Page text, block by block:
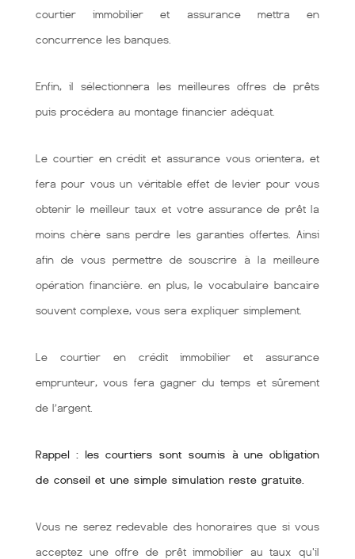
courtier immobilier et assurance mettra en
concurrence les banques.
Enfin, il sélectionnera les meilleures offres de prêts
puis procédera au montage financier adéquat.
Le courtier en crédit et assurance vous orientera, et
fera pour vous un véritable effet de levier pour vous
obtenir le meilleur taux et votre assurance de prêt la
moins chère sans perdre les garanties offertes. Ainsi
afin de vous permettre de souscrire à la meilleure
opération financière. en plus, le vocabulaire bancaire
souvent complexe, vous sera expliquer simplement.
Le courtier en crédit immobilier et assurance
emprunteur, vous fera gagner du temps et sûrement
de l’argent.
Rappel : les courtiers sont soumis à une obligation
de conseil et une simple simulation reste gratuite.
Vous ne serez redevable des honoraires que si vous
acceptez une offre de prêt immobilier au taux qu'il